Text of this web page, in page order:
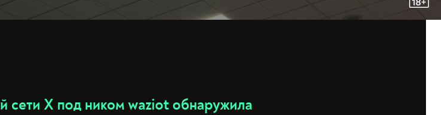
сети X под ником waziot обнаружила